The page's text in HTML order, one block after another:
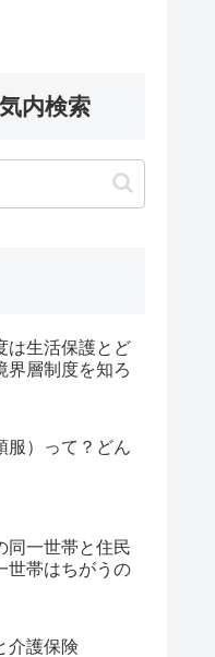
内検索
は生活保護とど
界層制度を知ろ
服）って？どん
同一世帯と住民
世帯はちがうの
介護保険